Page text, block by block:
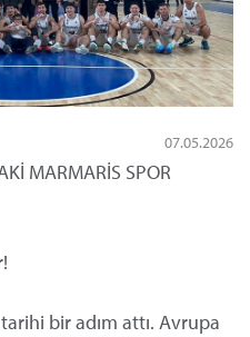
07.05.2026
MARMARİS SPOR
bir adım attı. Avrupa